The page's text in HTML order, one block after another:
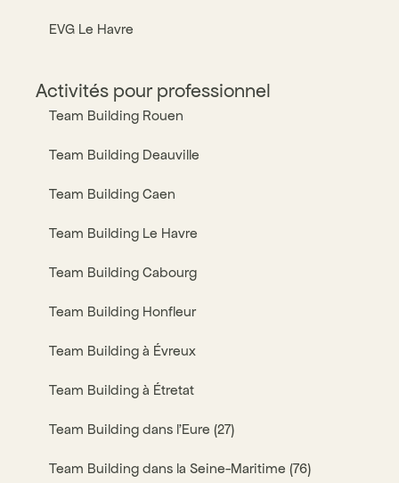
EVG Le Havre
Activités pour professionnel
Team Building Rouen
Team Building Deauville
Team Building Caen
Team Building Le Havre
Team Building Cabourg
Team Building Honfleur
Team Building à Évreux
Team Building à Étretat
Team Building dans l’Eure (27)
Team Building dans la Seine-Maritime (76)